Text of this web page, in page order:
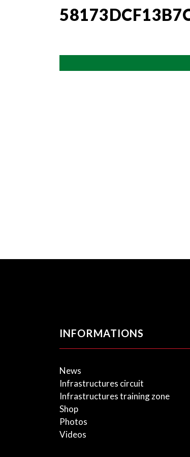
INFORMATIONS
News
Infrastructures circuit
Infrastructures training zone
Shop
Photos
Videos